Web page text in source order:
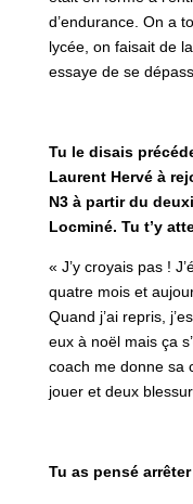
d’endurance. On a
lycée, on faisait de
essaye de se
Tu le disais
Laurent Hervé à
N3 à partir du
Locminé. Tu t’y
« J’y croyais pas !
quatre mois et
Quand j’ai repris,
eux à noël mais ça
coach me donne sa
jouer et deux
Tu as pensé